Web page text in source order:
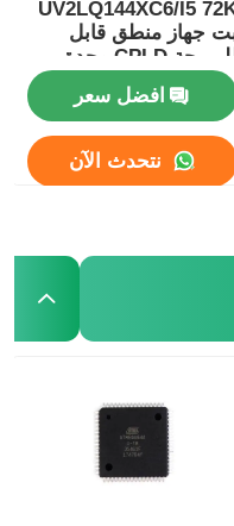
UV2LQ144XC6/I5
جهاز منطق قابل
للبرمجة CPLD وحدة
منطق قابل
افضل سعر
نتحدث الآن